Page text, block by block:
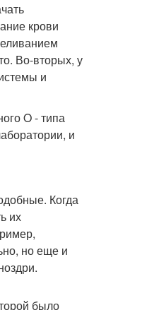
крови
Во-вторых, у
и
O - типа
и
Когда
их
но еще и
было